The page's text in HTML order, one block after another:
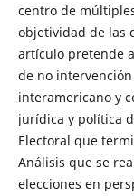
centro de
objetividad de las
artículo pretende
de no
interamericano y
jurídica y política
Electoral que
Análisis que se
elecciones en